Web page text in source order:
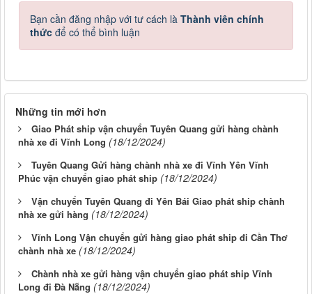
Bạn cần đăng nhập với tư cách là Thành viên chính
thức để có thể bình luận
Những tin mới hơn
Giao Phát ship vận chuyển Tuyên Quang gửi hàng chành
nhà xe đi Vĩnh Long (18/12/2024)
Tuyên Quang Gửi hàng chành nhà xe đi Vĩnh Yên Vĩnh
Phúc vận chuyển giao phát ship (18/12/2024)
Vận chuyển Tuyên Quang đi Yên Bái Giao phát ship chành
nhà xe gửi hàng (18/12/2024)
Vĩnh Long Vận chuyển gửi hàng giao phát ship đi Cần Thơ
chành nhà xe (18/12/2024)
Chành nhà xe gửi hàng vận chuyển giao phát ship Vĩnh
Long đi Đà Nẵng (18/12/2024)